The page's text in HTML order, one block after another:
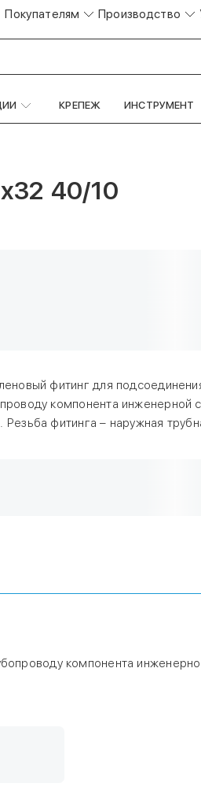
Покупателям Производство
КРЕПЕЖ ИНСТРУМЕНТ
40/10
фитинг для
компонента инженерной
фитинга – наружная
компонента